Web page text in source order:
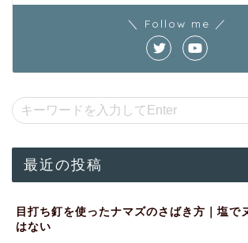
＼ Follow me ／
最近の投稿
目打ち釘を使ったナマズのさばき方｜塩で
はない